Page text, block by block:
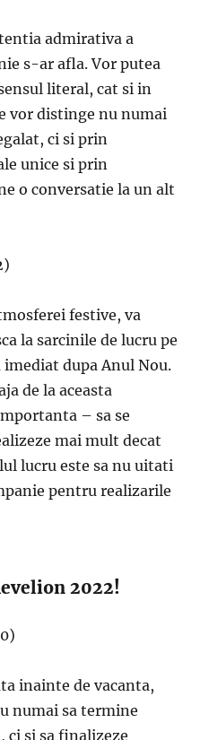
admirativa a
s-ar afla. Vor putea
literal, cat si in
vor distinge nu numai
ci si prin
unice si prin
o conversatie la un alt
festive, va
la sarcinile de lucru pe
imediat dupa Anul Nou.
de la aceasta
– sa se
mai mult decat
lucru este sa nu uitati
pentru realizarile
2022!
inainte de vacanta,
numai sa termine
ci si sa finalizeze